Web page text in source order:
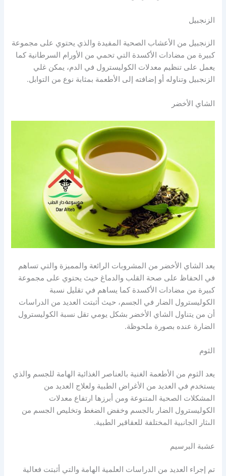
الزنجبيل
الزنجبيل من الأعشاب الصحية المفيدة والذي يحتوي على مجموعة
كبيرة من مضادات الأكسدة التي تحمي من الأورام السرطانية كما
يعمل على تنظيم معدلات الكوليسترول في الدم، يمكن غلي
الزنجبيل وتناوله أو إضافته إلى الأطعمة بمثابة نوع من التوابل.
الشاي الأخضر
يعد الشاي الأخضر من المشروبات الرائعة والمميزة والتي تساهم
في الحفاظ على صحة القلب والدماغ حيث يحتوي على مجموعة
كبيرة من مضادات الأكسدة كما يساهم في تقليل نسبة
الكوليسترول الضار في الجسم، حيث أثبتت العديد من الدراسات
أن من يتناول الشاي الأخضر بشكل يومي تقل نسبة الكوليسترول
الضارة عنده بصورة ملحوظة.
الثوم
يعد الثوم من الأطعمة الغنية بالعناصر الغذائية الهامة للجسم والذي
يستخدم في العديد من الأغراض الطبية ولعلاج العديد من
المشكلات الصحية المتنوعة ومن أبرزها ارتفاع معدلات
الكوليسترول الضار بالجسم وخفض الضغط وتخليص الجسم من
الىثار الجانبية المختلفة للعقاقير الطبية.
عشبة البرسيم
تم إجراء العديد من الدراسات العلمية الهامة والتي أثبتت فعالية